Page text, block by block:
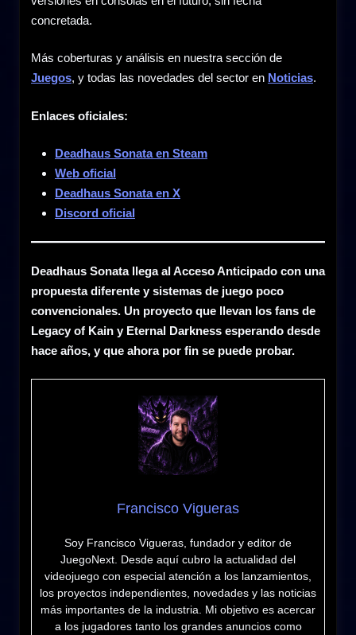
concretada.
Más coberturas y análisis en nuestra sección de
Juegos, y todas las novedades del sector en Noticias.
Enlaces oficiales:
Deadhaus Sonata en Steam
Web oficial
Deadhaus Sonata en X
Discord oficial
Deadhaus Sonata llega al Acceso Anticipado con una
propuesta diferente y sistemas de juego poco
convencionales. Un proyecto que llevan los fans de
Legacy of Kain y Eternal Darkness esperando desde
hace años, y que ahora por fin se puede probar.
Francisco Vigueras
Soy Francisco Vigueras, fundador y editor de
JuegoNext. Desde aquí cubro la actualidad del
videojuego con especial atención a los lanzamientos,
los proyectos independientes, novedades y las noticias
más importantes de la industria. Mi objetivo es acercar
a los jugadores tanto los grandes anuncios como